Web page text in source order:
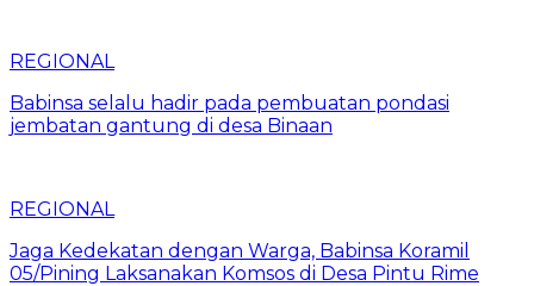
REGIONAL
Babinsa selalu hadir pada pembuatan pondasi
jembatan gantung di desa Binaan
REGIONAL
Jaga Kedekatan dengan Warga, Babinsa Koramil
05/Pining Laksanakan Komsos di Desa Pintu Rime